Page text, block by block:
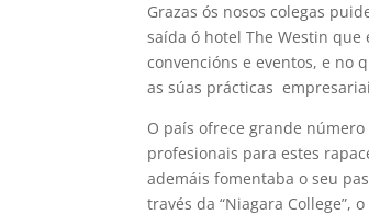
Grazas ós nosos colegas
saída ó hotel The Westin
convencións e eventos, e no
as súas prácticas
O país ofrece grande
profesionais para estes
ademáis fomentaba o seu
través da “Niagara College”,